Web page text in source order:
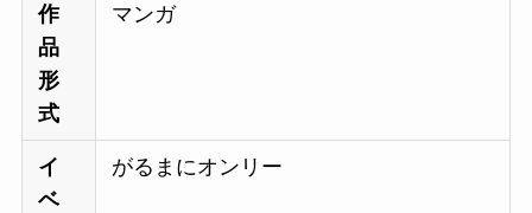
作
品
形
式
マンガ
イ
ベ
がるまにオンリー